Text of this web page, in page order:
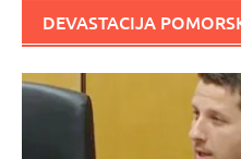
DEVASTACIJA